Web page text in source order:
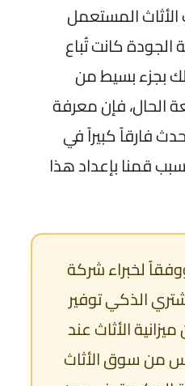
الأثاث المستعمل
كانت تُباع
بجزء بسيط من
الحال، فإن معرفة
فارقاً كبيراً في
قمنا بإعداد هذا
لخبراء شركة
الذكي توفير
الأثاث عند
من سوق الأثاث